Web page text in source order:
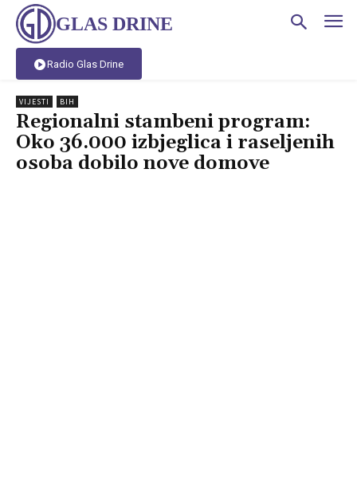
GLAS DRINE
Radio Glas Drine
VIJESTI BIH
Regionalni stambeni program:
Oko 36.000 izbjeglica i raseljenih
osoba dobilo nove domove